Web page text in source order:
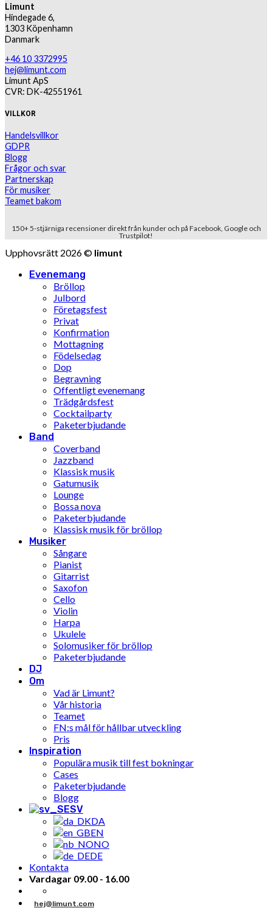
Limunt
Hindegade 6,
1303 Köpenhamn
Danmark
+46 10 3372995
hej@limunt.com
Limunt ApS
CVR: DK-42551961
VILLKOR
Handelsvillkor
GDPR
Blogg
Frågor och svar
Partnerskap
För musiker
Teamet bakom
150+ 5-stjärniga recensioner direkt från kunder och på Facebook, Google och
Trustpilot!
Upphovsrätt 2026 © limunt
Evenemang
Bröllop
Julbord
Företagsfest
Privat
Konfirmation
Mottagning
Födelsedag
Dop
Begravning
Offentligt evenemang
Trädgårdsfest
Cocktailparty
Paketerbjudande
Band
Coverband
Jazzband
Klassisk musik
Gatumusik
Lounge
Bossa nova
Paketerbjudande
Klassisk musik för bröllop
Musiker
Sångare
Pianist
Gitarrist
Saxofon
Cello
Violin
Harpa
Ukulele
Solomusiker för bröllop
Paketerbjudande
DJ
Om
Vad är Limunt?
Vår historia
Teamet
FN:s mål för hållbar utveckling
Pris
Inspiration
Populära musik till fest bokningar
Cases
Paketerbjudande
Blogg
SV
DA
EN
NO
DE
Kontakta
Vardagar 09.00 - 16.00
hej@limunt.com